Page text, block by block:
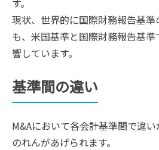
現状、世界的に国際財務報告基
も、米国基準と国際財務報告基
響しています。
基準間の違い
M&Aにおいて各会計基準間で違
のれんがあげられます。